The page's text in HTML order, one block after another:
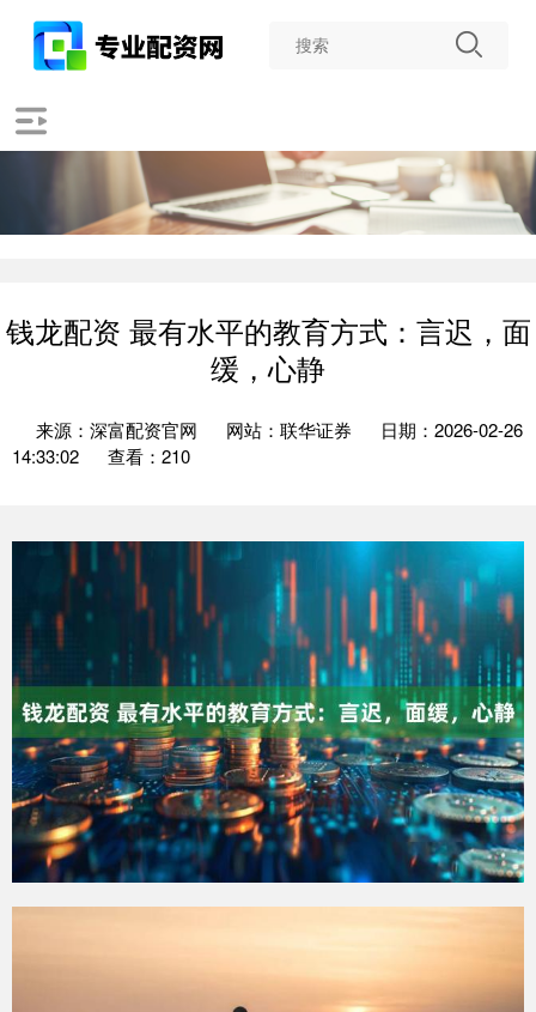
钱龙配资 最有水平的教育方式：言迟，面
缓，心静
来源：深富配资官网 网站：联华证券
日期：2026-02-26
14:33:02
查看：210